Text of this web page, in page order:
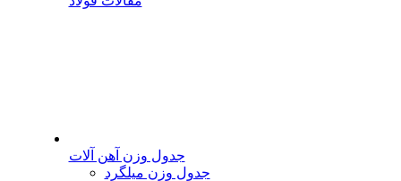
جدول وزن آهن آلات
جدول وزن میلگرد